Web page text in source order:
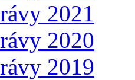
2021
2020
2019